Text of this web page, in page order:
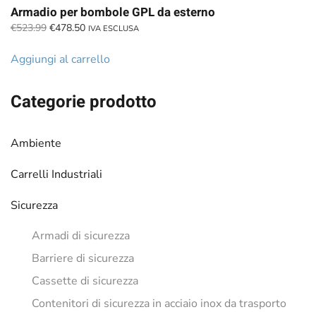
Categorie prodotto
Ambiente
Carrelli Industriali
Sicurezza
Armadi di sicurezza
Barriere di sicurezza
Cassette di sicurezza
Contenitori di sicurezza in acciaio inox da trasporto
Armadio per bombole GPL da esterno
€523.99 Il
originale
€478.50Il
attuale
IVA ESCLUSA
Aggiungi al carrello